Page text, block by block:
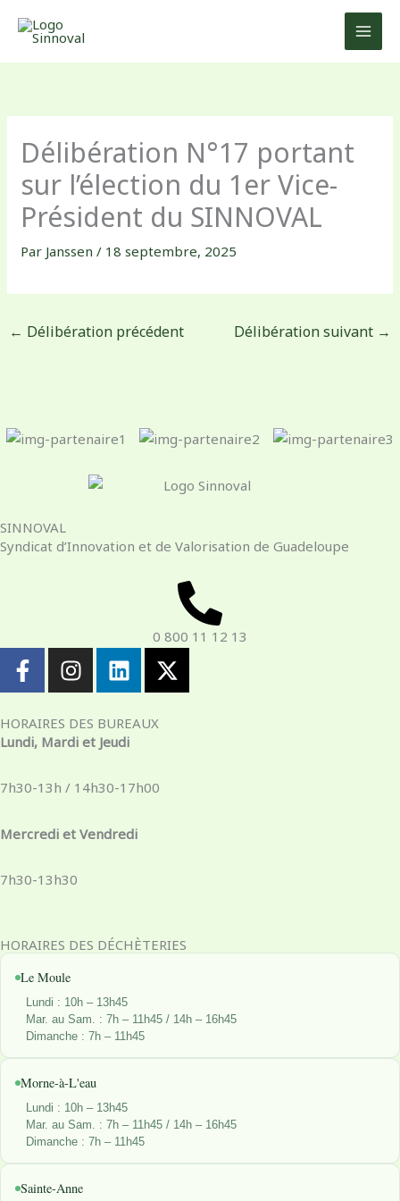
Délibération N°17 portant
sur l’élection du 1er Vice-
Président du SINNOVAL
Par Janssen/ 18 septembre, 2025
← Délibération précédent Délibération suivant →
SINNOVAL
Syndicat d’Innovation et de Valorisation de Guadeloupe
0 800 11 12 13
F
a
c
e
b
o
-
I
n
s
t
a
r
m
L
i
n
k
e
i
X
-
t
HORAIRES DES BUREAUX
Lundi, Mardi et Jeudi
7h30-13h / 14h30-17h00
Mercredi et Vendredi
7h30-13h30
HORAIRES DES DÉCHÈTERIES
Le Moule
Lundi : 10h – 13h45
Mar. au Sam. : 7h – 11h45 / 14h – 16h45
Dimanche : 7h – 11h45
Morne-à-L'eau
Lundi : 10h – 13h45
Mar. au Sam. : 7h – 11h45 / 14h – 16h45
Dimanche : 7h – 11h45
Sainte-Anne